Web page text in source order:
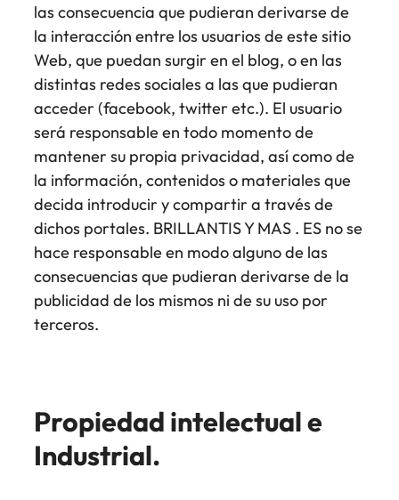
las consecuencia que pudieran derivarse de
la interacción entre los usuarios de este sitio
Web, que puedan surgir en el blog, o en las
distintas redes sociales a las que pudieran
acceder (facebook, twitter etc.). El usuario
será responsable en todo momento de
mantener su propia privacidad, así como de
la información, contenidos o materiales que
decida introducir y compartir a través de
dichos portales. BRILLANTIS Y MAS . ES no se
hace responsable en modo alguno de las
consecuencias que pudieran derivarse de la
publicidad de los mismos ni de su uso por
terceros.
Propiedad intelectual e
Industrial.